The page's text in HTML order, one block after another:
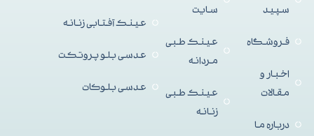
سپید
فروشگاه
اخبار و
مقالات
درباره ما
سایت
عینک طبی
مردانه
عینک طبی
زنانه
عینک آفتابی زنانه
عدسی بلو پروتکت
عدسی بلوکات